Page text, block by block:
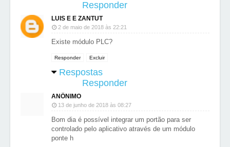
Responder
LUIS E E ZANTUT
2 de maio de 2018 às 22:21
Existe módulo PLC?
Responder Excluir
Respostas
Responder
ANÔNIMO
13 de junho de 2018 às 08:27
Bom dia é possível integrar um portão para ser
controlado pelo aplicativo através de um módulo
ponte h